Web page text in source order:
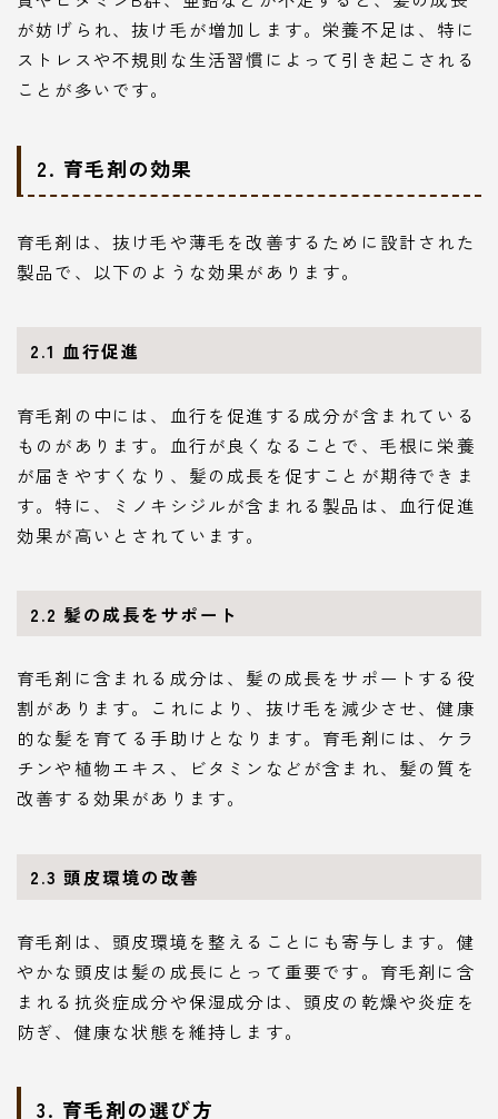
が妨げられ、抜け毛が増加します。栄養不足は、特に
ストレスや不規則な生活習慣によって引き起こされる
ことが多いです。
2. 育毛剤の効果
育毛剤は、抜け毛や薄毛を改善するために設計された
製品で、以下のような効果があります。
2.1 血行促進
育毛剤の中には、血行を促進する成分が含まれている
ものがあります。血行が良くなることで、毛根に栄養
が届きやすくなり、髪の成長を促すことが期待できま
す。特に、ミノキシジルが含まれる製品は、血行促進
効果が高いとされています。
2.2 髪の成長をサポート
育毛剤に含まれる成分は、髪の成長をサポートする役
割があります。これにより、抜け毛を減少させ、健康
的な髪を育てる手助けとなります。育毛剤には、ケラ
チンや植物エキス、ビタミンなどが含まれ、髪の質を
改善する効果があります。
2.3 頭皮環境の改善
育毛剤は、頭皮環境を整えることにも寄与します。健
やかな頭皮は髪の成長にとって重要です。育毛剤に含
まれる抗炎症成分や保湿成分は、頭皮の乾燥や炎症を
防ぎ、健康な状態を維持します。
3. 育毛剤の選び方